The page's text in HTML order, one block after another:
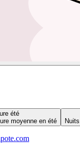
été
moyenne en été